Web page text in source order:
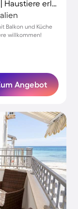
Wohnung mit Grill und Terrasse | Haustiere erlaubt
Balkon und Küche
willkommen!
Angebot